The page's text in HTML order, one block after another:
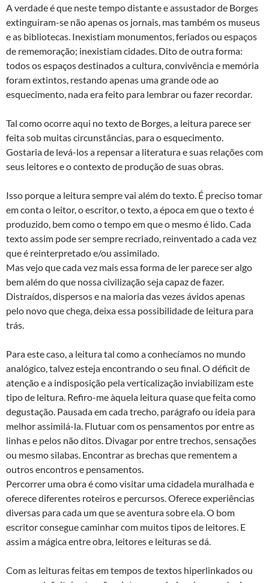
A verdade é que neste tempo distante e assustador de Borges
extinguiram-se não apenas os jornais, mas também os museus
e as bibliotecas. Inexistiam monumentos, feriados ou espaços
de rememoração; inexistiam cidades. Dito de outra forma:
todos os espaços destinados a cultura, convivência e memória
foram extintos, restando apenas uma grande ode ao
esquecimento, nada era feito para lembrar ou fazer recordar.
Tal como ocorre aqui no texto de Borges, a leitura parece ser
feita sob muitas circunstâncias, para o esquecimento.
Gostaria de levá-los a repensar a literatura e suas relações com
seus leitores e o contexto de produção de suas obras.
Isso porque a leitura sempre vai além do texto. É preciso tomar
em conta o leitor, o escritor, o texto, a época em que o texto é
produzido, bem como o tempo em que o mesmo é lido. Cada
texto assim pode ser sempre recriado, reinventado a cada vez
que é reinterpretado e/ou assimilado.
Mas vejo que cada vez mais essa forma de ler parece ser algo
bem além do que nossa civilização seja capaz de fazer.
Distraídos, dispersos e na maioria das vezes ávidos apenas
pelo novo que chega, deixa essa possibilidade de leitura para
trás.
Para este caso, a leitura tal como a conhecíamos no mundo
analógico, talvez esteja encontrando o seu final. O déficit de
atenção e a indisposição pela verticalização inviabilizam este
tipo de leitura. Refiro-me àquela leitura quase que feita como
degustação. Pausada em cada trecho, parágrafo ou ideia para
melhor assimilá-la. Flutuar com os pensamentos por entre as
linhas e pelos não ditos. Divagar por entre trechos, sensações
ou mesmo silabas. Encontrar as brechas que rementem a
outros encontros e pensamentos.
Percorrer uma obra é como visitar uma cidadela muralhada e
oferece diferentes roteiros e percursos. Oferece experiências
diversas para cada um que se aventura sobre ela. O bom
escritor consegue caminhar com muitos tipos de leitores. E
assim a mágica entre obra, leitores e leituras se dá.
Com as leituras feitas em tempos de textos hiperlinkados ou